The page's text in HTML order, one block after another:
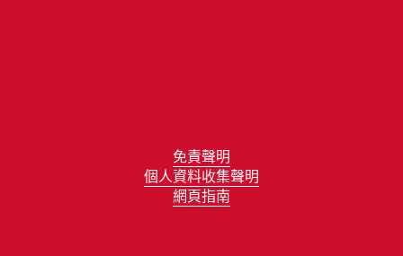
免責聲明
個人資料收集聲明
網頁指南